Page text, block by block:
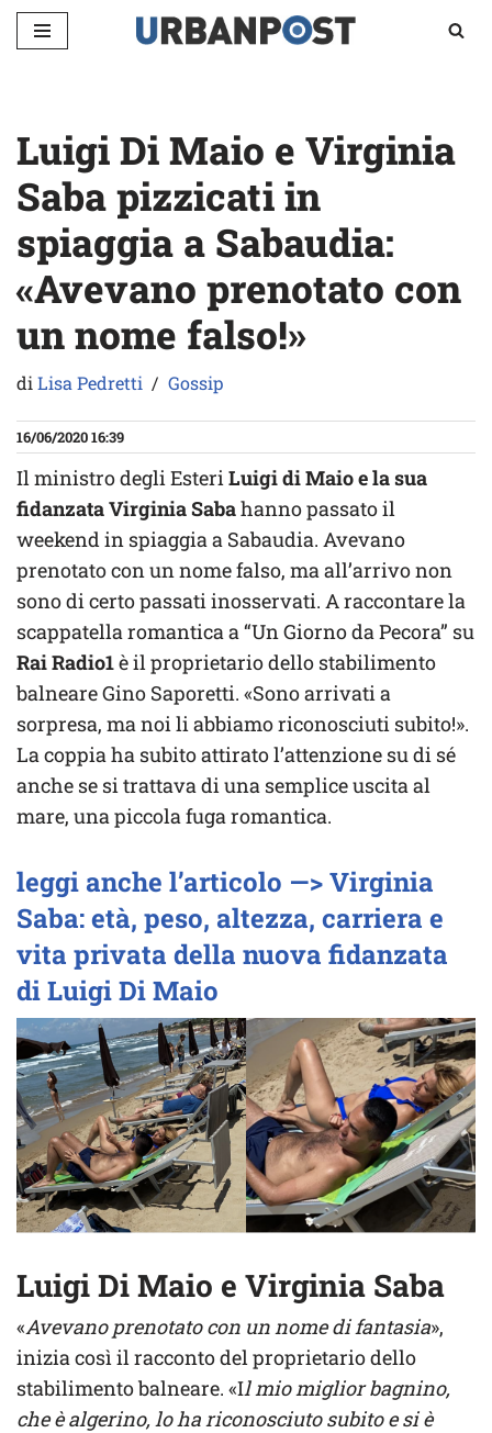
Luigi Di Maio e Virginia
Saba pizzicati in
spiaggia a Sabaudia:
«Avevano prenotato con
un nome falso!»
diLisa Pedretti Gossip
16/06/2020 16:39
Il ministro degli EsteriLuigi di Maio e la sua
fidanzata Virginia Sabahanno passato il
weekend in spiaggia a Sabaudia. Avevano
prenotato con un nome falso, ma all’arrivo non
sono di certo passati inosservati. A raccontare la
scappatella romantica a “Un Giorno da Pecora” su
Rai Radio1è il proprietario dello stabilimento
balneare Gino Saporetti. «Sono arrivati a
sorpresa, ma noi li abbiamo riconosciuti subito!».
La coppia ha subito attirato l’attenzione su di sé
anche se si trattava di una semplice uscita al
mare, una piccola fuga romantica.
leggi anche l’articolo —> Virginia
Saba: età, peso, altezza, carriera e
vita privata della nuova fidanzata
di Luigi Di Maio
Luigi Di Maio e Virginia Saba
«Avevano prenotato con un nome di fantasia»,
inizia così il racconto del proprietario dello
stabilimento balneare. «Il mio miglior bagnino,
che è algerino, lo ha riconosciuto subito e si è